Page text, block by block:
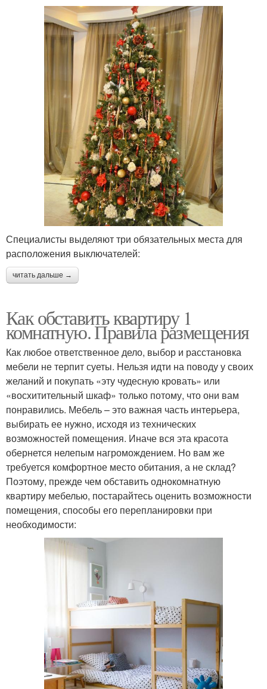
Специалисты выделяют три обязательных места для
расположения выключателей:
читать дальше →
Как обставить квартиру 1
комнатную. Правила размещения
Как любое ответственное дело, выбор и расстановка
мебели не терпит суеты. Нельзя идти на поводу у своих
желаний и покупать «эту чудесную кровать» или
«восхитительный шкаф» только потому, что они вам
понравились. Мебель – это важная часть интерьера,
выбирать ее нужно, исходя из технических
возможностей помещения. Иначе вся эта красота
обернется нелепым нагромождением. Но вам же
требуется комфортное место обитания, а не склад?
Поэтому, прежде чем обставить однокомнатную
квартиру мебелью, постарайтесь оценить возможности
помещения, способы его перепланировки при
необходимости: